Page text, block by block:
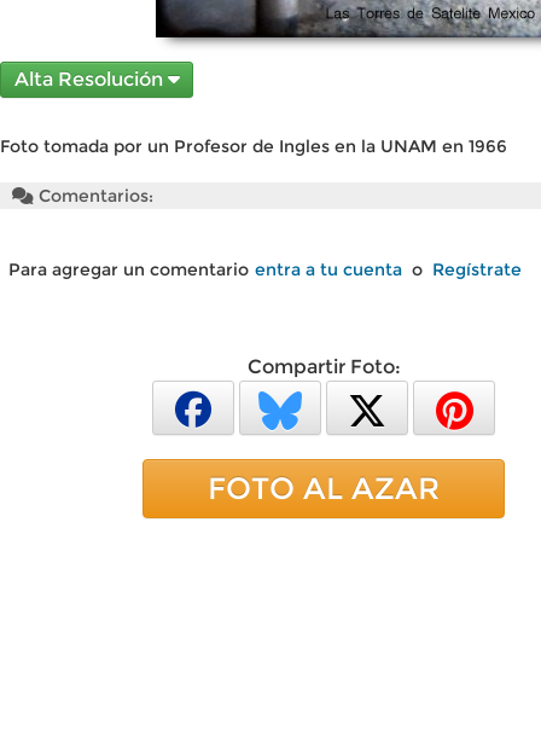
Alta Resolución
Foto tomada por un Profesor de Ingles en la UNAM en 1966
Comentarios:
Para agregar un comentario entra a tu cuenta o Regístrate
Compartir Foto:
FOTO AL AZAR